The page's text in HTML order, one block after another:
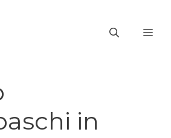
in